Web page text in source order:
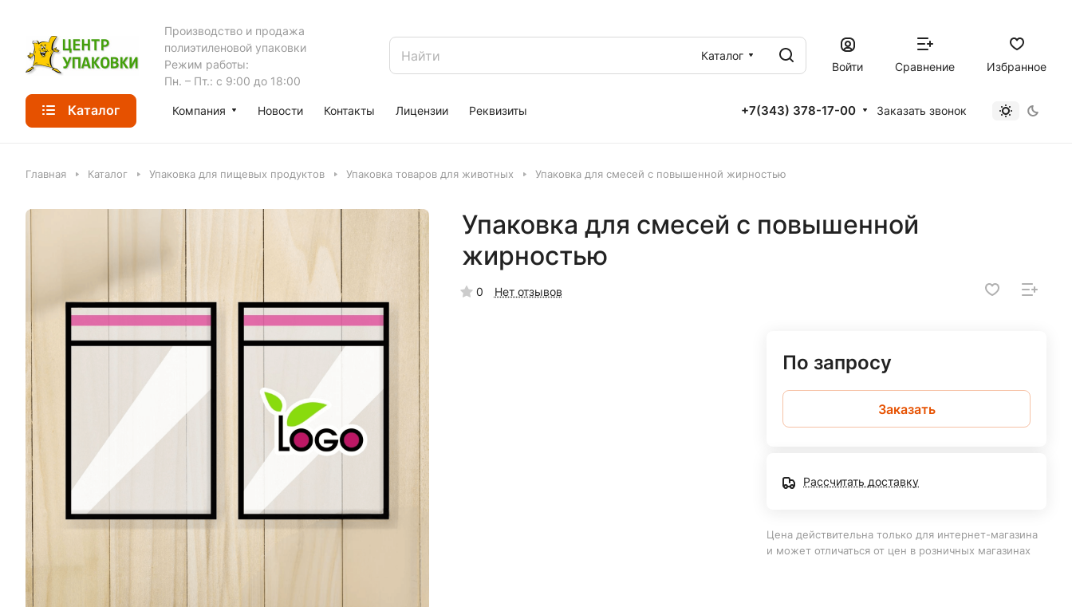
Производство и продажа
полиэтиленовой упаковки
Режим работы:
Пн. – Пт.: с 9:00 до 18:00
Каталог
Войти
Сравнение Избранное
Каталог Компания Новости Контакты Лицензии Реквизиты +7(343) 378-17-00 Заказать звонок
Главная Каталог Упаковка для пищевых продуктов Упаковка товаров для животных Упаковка для смесей с повышенной жирностью
Упаковка для смесей с повышенной
жирностью
0 Нет отзывов
По запросу
Заказать
Рассчитать доставку
Цена действительна только для интернет-магазина
и может отличаться от цен в розничных магазинах